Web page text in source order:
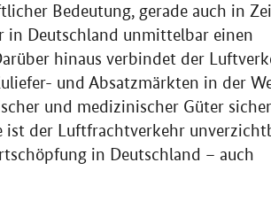
Bedeutung, gerade auch in
in Deutschland unmittelbar einen
hinaus verbindet der
und Absatzmärkten in der
und medizinischer Güter
der Luftfrachtverkehr
in Deutschland – auch